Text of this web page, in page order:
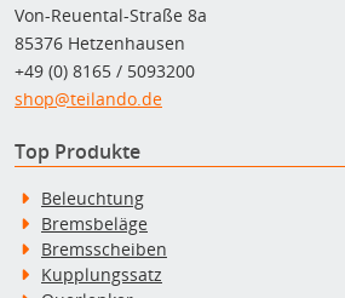
Von-Reuental-Straße 8a
85376 Hetzenhausen
+49 (0) 8165 / 5093200
shop@teilando.de
Top Produkte
Beleuchtung
Bremsbeläge
Bremsscheiben
Kupplungssatz